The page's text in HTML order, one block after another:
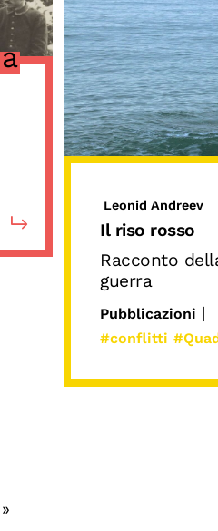
Leonid Andreev
Il riso rosso
Racconto
guerra
Pubblicazioni |
#conflitti
»